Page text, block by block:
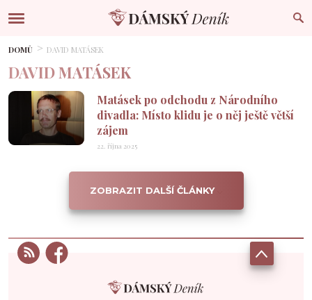
DOMŮ DAVID MATÁSEK
DAVID MATÁSEK
Matásek po odchodu z Národního
divadla: Místo klidu je o něj ještě větší
zájem
22. října 2025
ZOBRAZIT DALŠÍ ČLÁNKY